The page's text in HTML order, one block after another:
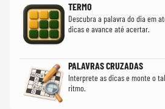
TERMO
Descubra a palavra do dia em
dicas e avance até acertar.
PALAVRAS CRUZADAS
Interprete as dicas e monte o
ritmo.